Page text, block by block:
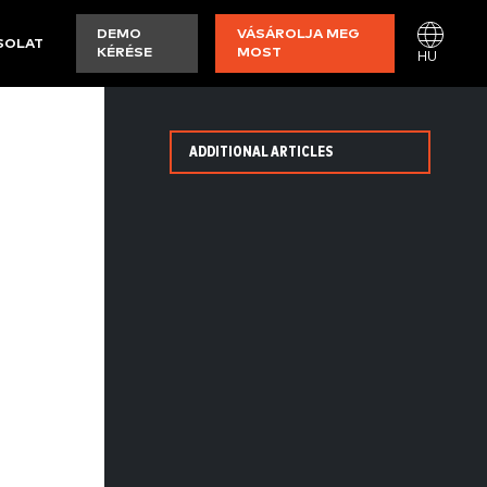
DEMO
KÉRÉSE
VÁSÁROLJA MEG
MOST
HU
ADDITIONAL ARTICLES